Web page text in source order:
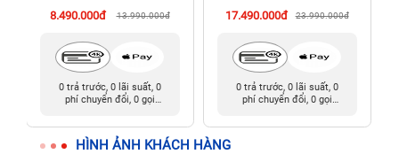
8.490.000đ 13.990.000đ
0 trả trước, 0 lãi suất, 0
phí chuyển đổi, 0 gọi
17.490.000đ 23.990.000đ
0 trả trước, 0 lãi suất, 0
phí chuyển đổi, 0 gọi
HÌNH ẢNH KHÁCH HÀNG